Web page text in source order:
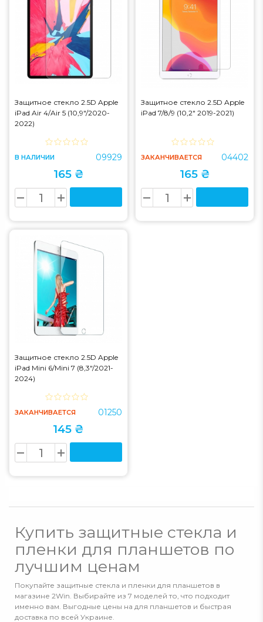
Защитное стекло 2.5D Apple
iPad Air 4/Air 5 (10,9"/2020-
2022)
В НАЛИЧИИ 09929
165 ₴
Защитное стекло 2.5D Apple
iPad 7/8/9 (10,2" 2019-2021)
ЗАКАНЧИВАЕТСЯ 04402
165 ₴
Защитное стекло 2.5D Apple
iPad Mini 6/Mini 7 (8,3"/2021-
2024)
ЗАКАНЧИВАЕТСЯ 01250
145 ₴
Купить защитные стекла и
пленки для планшетов по
лучшим ценам
Покупайте защитные стекла и пленки для планшетов в
магазине 2Win. Выбирайте из 7 моделей то, что подходит
именно вам. Выгодные цены на для планшетов и быстрая
доставка по всей Украине.